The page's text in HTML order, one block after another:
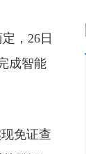
，26日
成智能
免证查